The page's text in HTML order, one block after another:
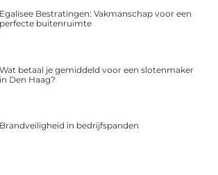
Egalisee Bestratingen: Vakmanschap voor een
perfecte buitenruimte
Wat betaal je gemiddeld voor een slotenmaker
in Den Haag?
Brandveiligheid in bedrijfspanden